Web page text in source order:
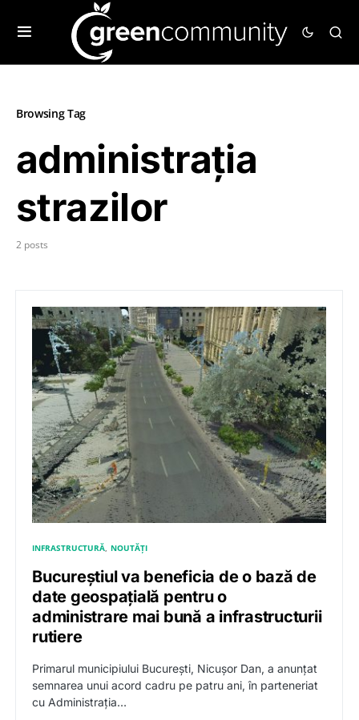
Browsing Tag
administrația
strazilor
2 posts
INFRASTRUCTURĂ NOUTĂȚI
Bucureștiul va beneficia de o bază de
date geospațială pentru o
administrare mai bună a infrastructurii
rutiere
Primarul municipiului București, Nicușor Dan, a anunțat
semnarea unui acord cadru pe patru ani, în parteneriat
cu Administrația…